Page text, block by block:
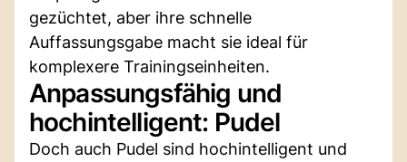
gezüchtet, aber ihre schnelle
Auffassungsgabe macht sie ideal für
komplexere Trainingseinheiten.
Anpassungsfähig und
hochintelligent: Pudel
Doch auch Pudel sind hochintelligent und